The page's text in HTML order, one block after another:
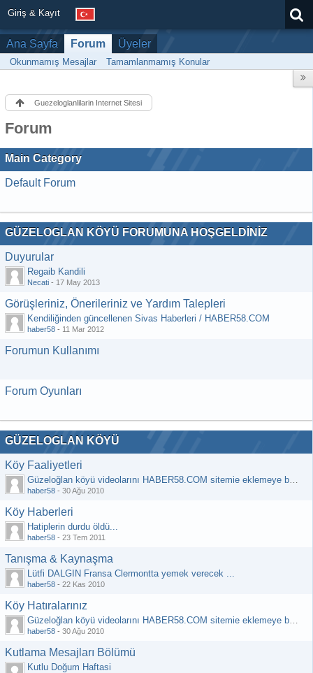
Giriş & Kayıt
Ana Sayfa Forum Üyeler
Okunmamış Mesajlar Tamamlanmamış Konular
Guezeloglanlilarin Internet Sitesi
Forum
Main Category
Default Forum
GÜZELOGLAN KÖYÜ FORUMUNA HOŞGELDİNİZ
Duyurular
Regaib Kandili
Necati - 17 May 2013
Görüşleriniz, Önerileriniz ve Yardım Talepleri
Kendiliğinden güncellenen Sivas Haberleri / HABER58.COM
haber58 - 11 Mar 2012
Forumun Kullanımı
Forum Oyunları
GÜZELOGLAN KÖYÜ
Köy Faaliyetleri
Güzeloğlan köyü videolarını HABER58.COM sitemie eklemeye başladık
haber58 - 30 Ağu 2010
Köy Haberleri
Hatiplerin durdu öldü...
haber58 - 23 Tem 2011
Tanışma & Kaynaşma
Lütfi DALGIN Fransa Clermontta yemek verecek ...
haber58 - 22 Kas 2010
Köy Hatıralarınız
Güzeloğlan köyü videolarını HABER58.COM sitemie eklemeye başladık ...
haber58 - 30 Ağu 2010
Kutlama Mesajları Bölümü
Kutlu Doğum Haftasi